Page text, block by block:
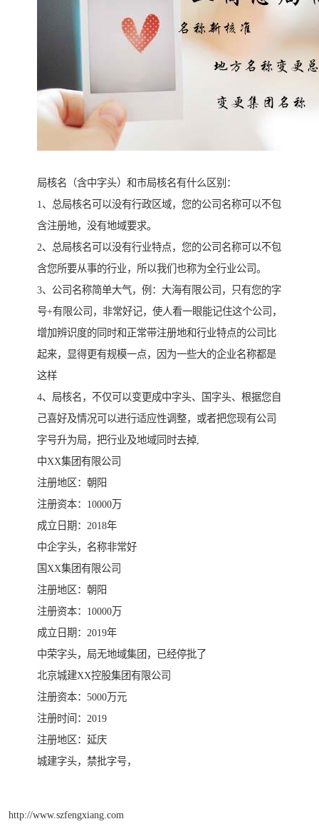
局核名（含中字头）和市局核名有什么区别：
1、总局核名可以没有行政区域，您的公司名称可以不包
含注册地，没有地域要求。
2、总局核名可以没有行业特点，您的公司名称可以不包
含您所要从事的行业，所以我们也称为全行业公司。
3、公司名称简单大气，例：大海有限公司，只有您的字
号+有限公司，非常好记，使人看一眼能记住这个公司，
增加辨识度的同时和正常带注册地和行业特点的公司比
起来，显得更有规模一点，因为一些大的企业名称都是
这样
4、局核名，不仅可以变更成中字头、国字头、根据您自
己喜好及情况可以进行适应性调整，或者把您现有公司
字号升为局，把行业及地域同时去掉,
中XX集团有限公司
注册地区：朝阳
注册资本：10000万
成立日期：2018年
中企字头，名称非常好
国XX集团有限公司
注册地区：朝阳
注册资本：10000万
成立日期：2019年
中荣字头，局无地域集团，已经停批了
北京城建XX控股集团有限公司
注册资本：5000万元
注册时间：2019
注册地区：延庆
城建字头，禁批字号，
http://www.szfengxiang.com